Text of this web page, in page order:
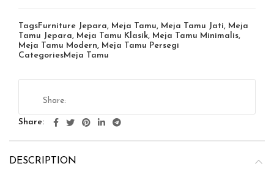
TagsFurniture Jepara, Meja Tamu, Meja Tamu Jati, Meja
Tamu Jepara, Meja Tamu Klasik, Meja Tamu Minimalis,
Meja Tamu Modern, Meja Tamu Persegi
CategoriesMeja Tamu
Share
DESCRIPTION